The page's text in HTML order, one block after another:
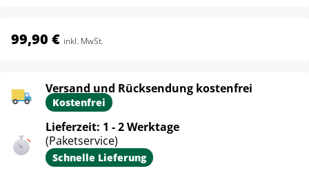
99,90 € inkl. MwSt.
Versand und Rücksendung kostenfrei
Kostenfrei
Lieferzeit: 1 - 2 Werktage
(Paketservice)
Schnelle Lieferung